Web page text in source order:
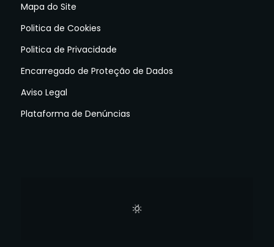
Mapa do Site
Politica de Cookies
Politica de Privacidade
Encarregado de Proteção de Dados
Aviso Legal
Plataforma de Denúncias